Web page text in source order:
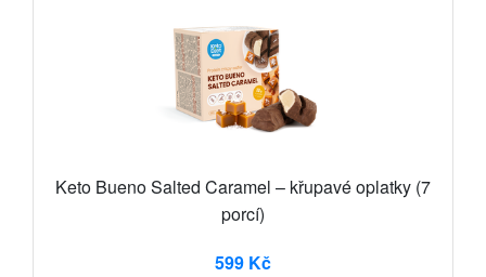
Keto Bueno Salted Caramel – křupavé oplatky (7
porcí)
599 Kč